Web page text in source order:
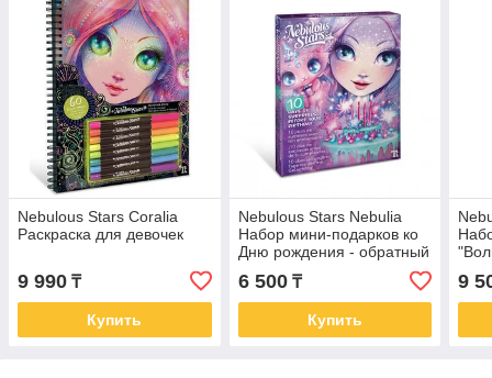
Nebulous Stars Coralia
Раскраска для девочек
9 990 ₸
Купить
Nebulous Stars Nebulia
Набор мини-подарков ко
Дню рождения - обратный
календарь
6 500₸
Купить
9